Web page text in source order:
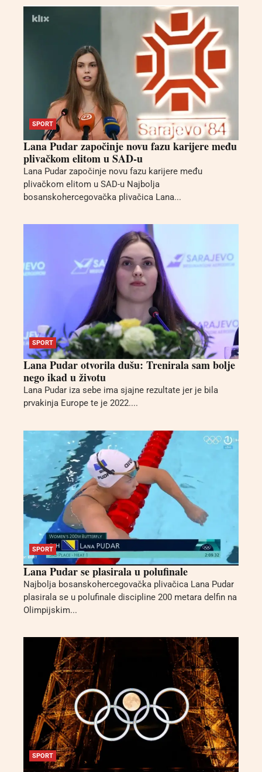
SPORT
Lana Pudar započinje novu fazu karijere među
plivačkom elitom u SAD-u
Lana Pudar započinje novu fazu karijere među
plivačkom elitom u SAD-u Najbolja
bosanskohercegovačka plivačica Lana...
SPORT
Lana Pudar otvorila dušu: Trenirala sam bolje
nego ikad u životu
Lana Pudar iza sebe ima sjajne rezultate jer je bila
prvakinja Europe te je 2022....
SPORT
Lana Pudar se plasirala u polufinale
Najbolja bosanskohercegovačka plivačica Lana Pudar
plasirala se u polufinale discipline 200 metara delfin na
Olimpijskim...
SPORT